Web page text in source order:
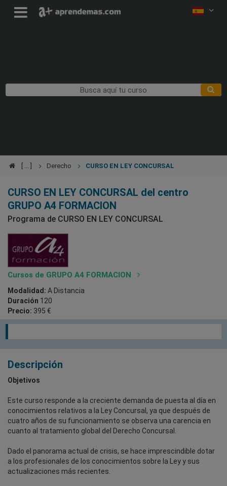
Derecho CURSO EN LEY CONCURSAL
CURSO EN LEY CONCURSAL del centro
GRUPO A4 FORMACION
Programa de CURSO EN LEY CONCURSAL
Cursos de GRUPO A4 FORMACION
Modalidad: A Distancia
Duración 120
Precio: 395 €
Descripción
Objetivos
Este curso responde a la creciente demanda de puesta al día en
conocimientos relativos a la Ley Concursal, ya que después de
cuatro años de su funcionamiento se observa una carencia en
cuanto al tratamiento global del Derecho Concursal.
Dado el panorama actual de crisis, se hace imprescindible dotar
a los profesionales de los conocimientos sobre la Ley y sus
actualizaciones más recientes.